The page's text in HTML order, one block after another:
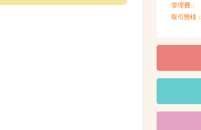
管理費：
取引態様：